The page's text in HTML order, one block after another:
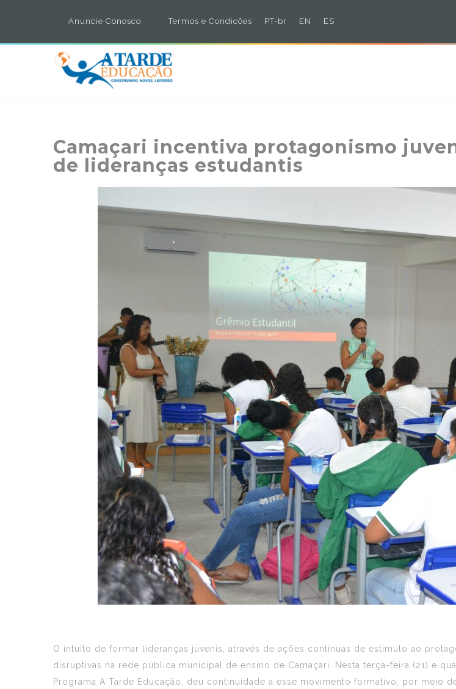
Anuncie Conosco Termos e Condicões PT-br EN ES
Camaçari incentiva protagonismo
de lideranças estudantis
O intuito de formar lideranças juvenis, através de ações contínuas de estímulo ao
disruptivas na rede pública municipal de ensino de Camaçari. Nesta terça-feira (21) e
Programa A Tarde Educação, deu continuidade a esse movimento formativo, por meio